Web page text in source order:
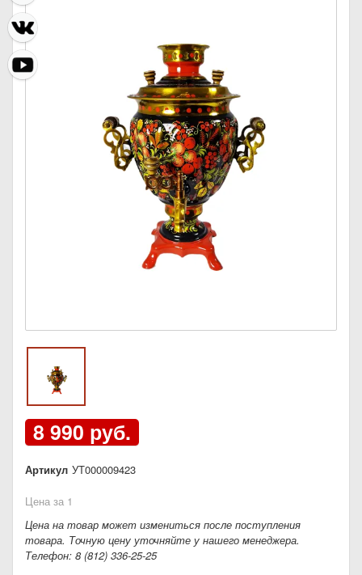
8 990 руб.
Артикул УТ000009423
Цена за 1
Цена на товар может измениться после поступления
товара. Точную цену уточняйте у нашего менеджера.
Телефон: 8 (812) 336-25-25